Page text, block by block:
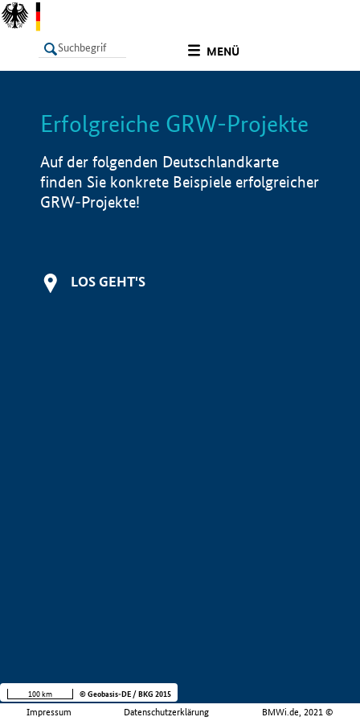
MENÜ
LISTE Info
Erfolgreiche GRW-Projekte
Auf der folgenden Deutschlandkarte
finden Sie konkrete Beispiele erfolgreicher
GRW-Projekte!
LOS GEHT'S
Impressum Datenschutzerklärung BMWi.de, 2021 ©
100 km © Geobasis-DE / BKG 2015